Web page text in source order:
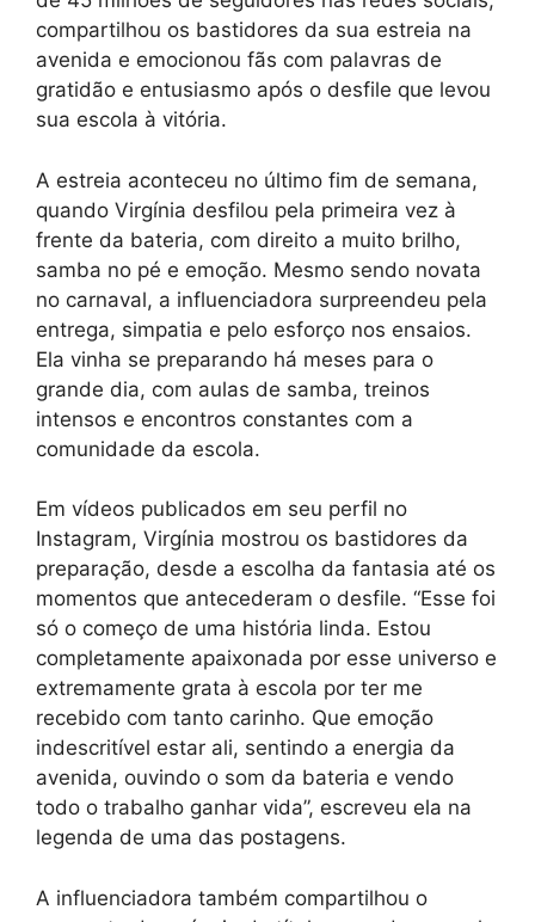
compartilhou os bastidores da sua estreia na
avenida e emocionou fãs com palavras de
gratidão e entusiasmo após o desfile que levou
sua escola à vitória.
A estreia aconteceu no último fim de semana,
quando Virgínia desfilou pela primeira vez à
frente da bateria, com direito a muito brilho,
samba no pé e emoção. Mesmo sendo novata
no carnaval, a influenciadora surpreendeu pela
entrega, simpatia e pelo esforço nos ensaios.
Ela vinha se preparando há meses para o
grande dia, com aulas de samba, treinos
intensos e encontros constantes com a
comunidade da escola.
Em vídeos publicados em seu perfil no
Instagram, Virgínia mostrou os bastidores da
preparação, desde a escolha da fantasia até os
momentos que antecederam o desfile. “Esse foi
só o começo de uma história linda. Estou
completamente apaixonada por esse universo e
extremamente grata à escola por ter me
recebido com tanto carinho. Que emoção
indescritível estar ali, sentindo a energia da
avenida, ouvindo o som da bateria e vendo
todo o trabalho ganhar vida”, escreveu ela na
legenda de uma das postagens.
A influenciadora também compartilhou o